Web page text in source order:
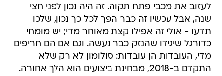
לעזוב את מכבי פתח תקוה. זה היה נכון לפני חצי
שנה, אבל עכשיו זה כבר הפך לכל כך נכון, שלכו
תדעו - אולי זה אפילו קצת מאוחר מדי; יש מומחי
כדורגל שיגידו שהנזק כבר נעשה. וגם אם הם חריפים
מדי, העובדות הן עובדות: סולומון לא רק שלא
התקדם ב-2018, מבחינת ביצועים הוא הלך אחורה.